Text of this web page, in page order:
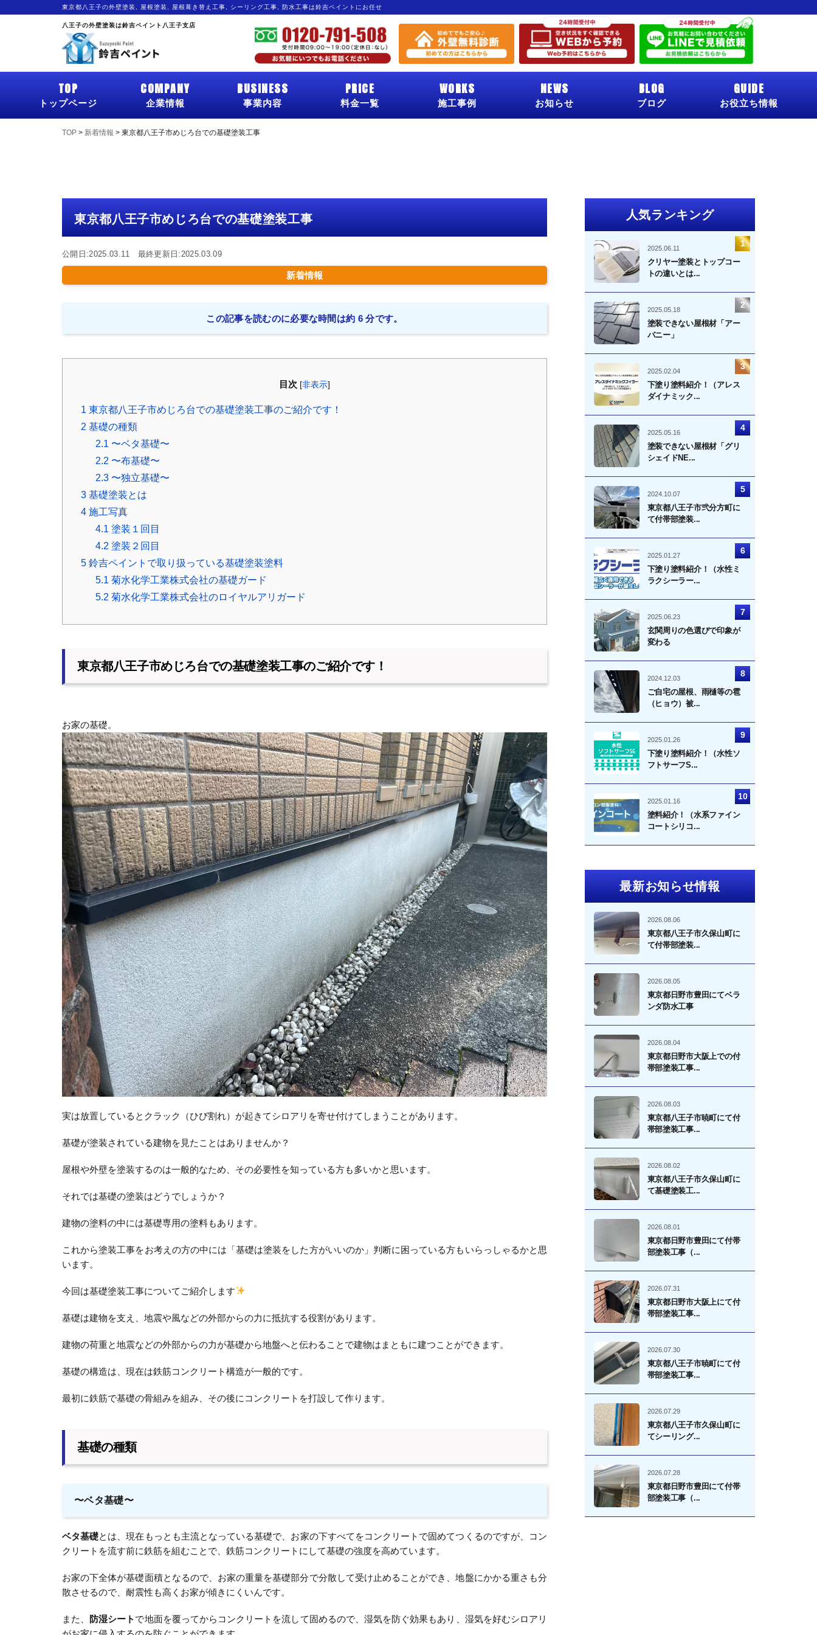
東京都八王子の外壁塗装, 屋根塗装, 屋根葺き替え工事, シーリング工事, 防水工事は鈴吉ペイントにお任せ
八王子の外壁塗装は鈴吉ペイント八王子支店
TOP
トップページ
COMPANY
企業情報
BUSINESS
事業内容
PRICE
料金一覧
WORKS
施工事例
NEWS
お知らせ
BLOG
ブログ
GUIDE
お役立ち情報
TOP > 新着情報 > 東京都八王子市めじろ台での基礎塗装工事
東京都八王子市めじろ台での基礎塗装工事
公開日:2025.03.11 最終更新日:2025.03.09
新着情報
この記事を読むのに必要な時間は約 6 分です。
目次 [非表示]
1 東京都八王子市めじろ台での基礎塗装工事のご紹介です！
2 基礎の種類
2.1 〜ベタ基礎〜
2.2 〜布基礎〜
2.3 〜独立基礎〜
3 基礎塗装とは
4 施工写真
4.1 塗装１回目
4.2 塗装２回目
5 鈴吉ペイントで取り扱っている基礎塗装塗料
5.1 菊水化学工業株式会社の基礎ガード
5.2 菊水化学工業株式会社のロイヤルアリガード
東京都八王子市めじろ台での基礎塗装工事のご紹介です！
お家の基礎。
実は放置しているとクラック（ひび割れ）が起きてシロアリを寄せ付けてしまうことがあります。
基礎が塗装されている建物を見たことはありませんか？
屋根や外壁を塗装するのは一般的なため、その必要性を知っている方も多いかと思います。
それでは基礎の塗装はどうでしょうか？
建物の塗料の中には基礎専用の塗料もあります。
これから塗装工事をお考えの方の中には「基礎は塗装をした方がいいのか」判断に困っている方もいらっしゃるかと思
います。
今回は基礎塗装工事についてご紹介します
基礎は建物を支え、地震や風などの外部からの力に抵抗する役割があります。
建物の荷重と地震などの外部からの力が基礎から地盤へと伝わることで建物はまともに建つことができます。
基礎の構造は、現在は鉄筋コンクリート構造が一般的です。
最初に鉄筋で基礎の骨組みを組み、その後にコンクリートを打設して作ります。
基礎の種類
〜ベタ基礎〜
ベタ基礎とは、現在もっとも主流となっている基礎で、お家の下すべてをコンクリートで固めてつくるのですが、コン
クリートを流す前に鉄筋を組むことで、鉄筋コンクリートにして基礎の強度を高めています。
お家の下全体が基礎面積となるので、お家の重量を基礎部分で分散して受け止めることができ、地盤にかかる重さも分
散させるので、耐震性も高くお家が傾きにくいんです。
また、 防湿シート で地面を覆ってからコンクリートを流して固めるので、湿気を防ぐ効果もあり、湿気を好むシロアリ
人気ランキング
2025.06.11
クリヤー塗装とトップコー
トの違いとは...
2025.05.18
塗装できない屋根材「アー
バニー」
2025.02.04
下塗り塗料紹介！（アレス
ダイナミック...
2025.05.16
塗装できない屋根材「グリ
シェイドNE...
2024.10.07
東京都八王子市弐分方町に
て付帯部塗装...
2025.01.27
下塗り塗料紹介！（水性ミ
ラクシーラー...
2025.06.23
玄関周りの色選びで印象が
変わる
2024.12.03
ご自宅の屋根、雨樋等の雹
（ヒョウ）被...
2025.01.26
下塗り塗料紹介！（水性ソ
フトサーフS...
2025.01.16
塗料紹介！（水系ファイン
コートシリコ...
最新お知らせ情報
2026.08.06
東京都八王子市久保山町に
て付帯部塗装...
2026.08.05
東京都日野市豊田にてベラ
ンダ防水工事
2026.08.04
東京都日野市大阪上での付
帯部塗装工事...
2026.08.03
東京都八王子市暁町にて付
帯部塗装工事...
2026.08.02
東京都八王子市久保山町に
て基礎塗装工...
2026.08.01
東京都日野市豊田にて付帯
部塗装工事（...
2026.07.31
東京都日野市大阪上にて付
帯部塗装工事...
2026.07.30
東京都八王子市暁町にて付
帯部塗装工事...
2026.07.29
東京都八王子市久保山町に
てシーリング...
2026.07.28
東京都日野市豊田にて付帯
部塗装工事（...